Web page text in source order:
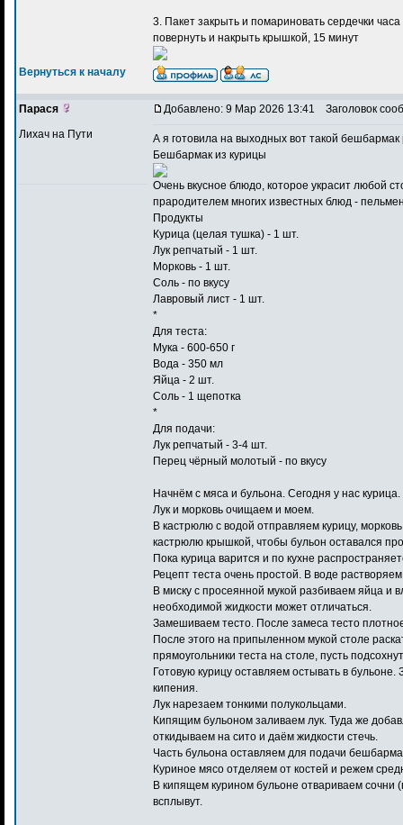
3. Пакет закрыть и помариновать сердечки
повернуть и накрыть крышкой, 15 минут
Вернуться к началу
Парася
Лихач на Пути
Добавлено: 9 Мар 2026 13:41 Заголовок
А я готовила на выходных вот такой бешбармак
Бешбармак из курицы
Очень вкусное блюдо, которое украсит любой
прародителем многих известных блюд -
Продукты
Курица (целая тушка) - 1 шт.
Лук репчатый - 1 шт.
Морковь - 1 шт.
Соль - по вкусу
Лавровый лист - 1 шт.
*
Для теста:
Мука - 600-650 г
Вода - 350 мл
Яйца - 2 шт.
Соль - 1 щепотка
*
Для подачи:
Лук репчатый - 3-4 шт.
Перец чёрный молотый - по вкусу
Начнём с мяса и бульона. Сегодня у нас курица.
Лук и морковь очищаем и моем.
В кастрюлю с водой отправляем курицу,
кастрюлю крышкой, чтобы бульон оставался
Пока курица варится и по кухне
Рецепт теста очень простой. В воде
В миску с просеянной мукой разбиваем яйца и
необходимой жидкости может отличаться.
Замешиваем тесто. После замеса тесто
После этого на припыленном мукой столе
прямоугольники теста на столе, пусть
Готовую курицу оставляем остывать в
кипения.
Лук нарезаем тонкими полукольцами.
Кипящим бульоном заливаем лук. Туда же
откидываем на сито и даём жидкости стечь.
Часть бульона оставляем для подачи
Куриное мясо отделяем от костей и режем
В кипящем курином бульоне отвариваем сочни
всплывут.